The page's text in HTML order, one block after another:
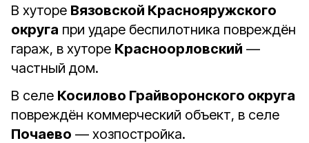
В хуторе Вязовской Краснояружского
округа при ударе беспилотника повреждён
гараж, в хуторе Красноорловский —
частный дом.
В селе Косилово Грайворонского округа
повреждён коммерческий объект, в селе
Почаево — хозпостройка.